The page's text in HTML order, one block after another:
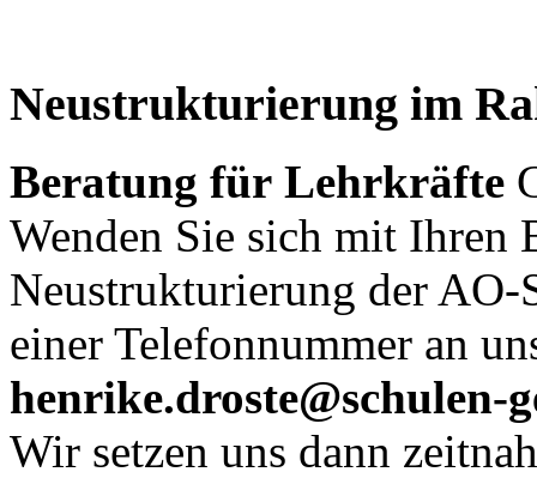
Neustrukturierung im
Beratung für Lehrkräfte
Wenden Sie sich mit Ihren
Neustrukturierung der AO-
einer Telefonnummer an
henrike.droste@schulen-
Wir setzen uns dann